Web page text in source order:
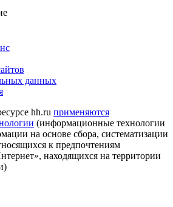
данных
hh.ru применяются
(информационные технологии
на основе сбора, систематизации
к предпочтениям
находящихся на территории